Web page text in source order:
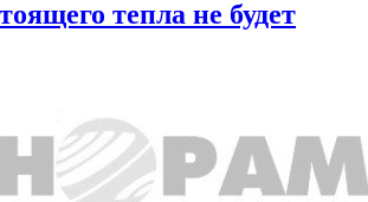
тепла не будет